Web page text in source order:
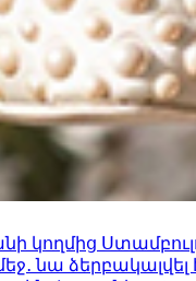
նա ձերբակալվել